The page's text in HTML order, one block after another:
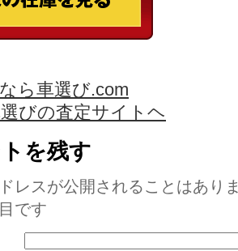
ら車選び.com
びの査定サイトヘ
を残す
レスが公開されることはあり
です